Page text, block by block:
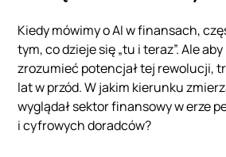
Kiedy mówimy o AI w finansach,
tym, co dzieje się „tu i teraz”. Ale
zrozumieć potencjał tej rewolucji,
lat w przód. W jakim kierunku
wyglądał sektor finansowy w erze
i cyfrowych doradców?